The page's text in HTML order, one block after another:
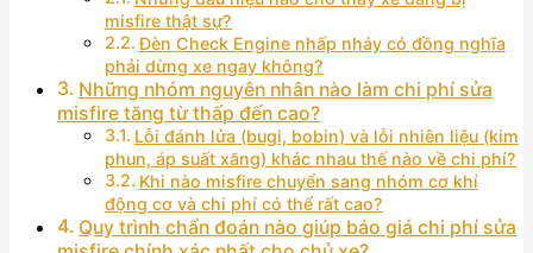
misfire thật sự?
Đèn Check Engine nhấp nháy có đồng nghĩa
phải dừng xe ngay không?
Những nhóm nguyên nhân nào làm chi phí sửa
misfire tăng từ thấp đến cao?
Lỗi đánh lửa (bugi, bobin) và lỗi nhiên liệu (kim
phun, áp suất xăng) khác nhau thế nào về chi phí?
Khi nào misfire chuyển sang nhóm cơ khí
động cơ và chi phí có thể rất cao?
Quy trình chẩn đoán nào giúp báo giá chi phí sửa